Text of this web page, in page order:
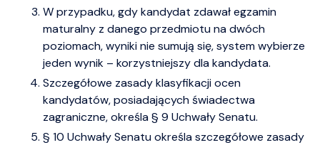
W przypadku, gdy kandydat zdawał egzamin
maturalny z danego przedmiotu na dwóch
poziomach, wyniki nie sumują się, system wybierze
jeden wynik – korzystniejszy dla kandydata.
Szczegółowe zasady klasyfikacji ocen
kandydatów, posiadających świadectwa
zagraniczne, określa § 9 Uchwały Senatu.
§ 10 Uchwały Senatu określa szczegółowe zasady